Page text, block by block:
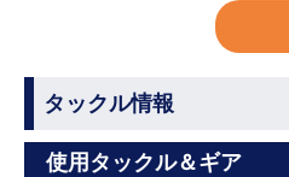
タックル情報
使用タックル＆ギア